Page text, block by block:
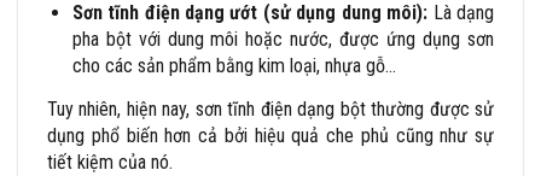
Sơn tĩnh điện dạng ướt (sử dụng dung môi): Là dạng
pha bột với dung môi hoặc nước, được ứng dụng sơn
cho các sản phẩm bằng kim loại, nhựa gỗ…
Tuy nhiên, hiện nay, sơn tĩnh điện dạng bột thường được sử
dụng phổ biến hơn cả bởi hiệu quả che phủ cũng như sự
tiết kiệm của nó.